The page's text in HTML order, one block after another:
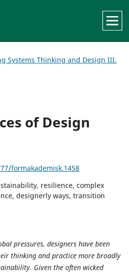
Systems Thinking and Design III.
of Design
formakademisk.1458
resilience, complex
designerly ways, transition
pressures, designers have been
thinking and practice more broadly
Given the often wicked